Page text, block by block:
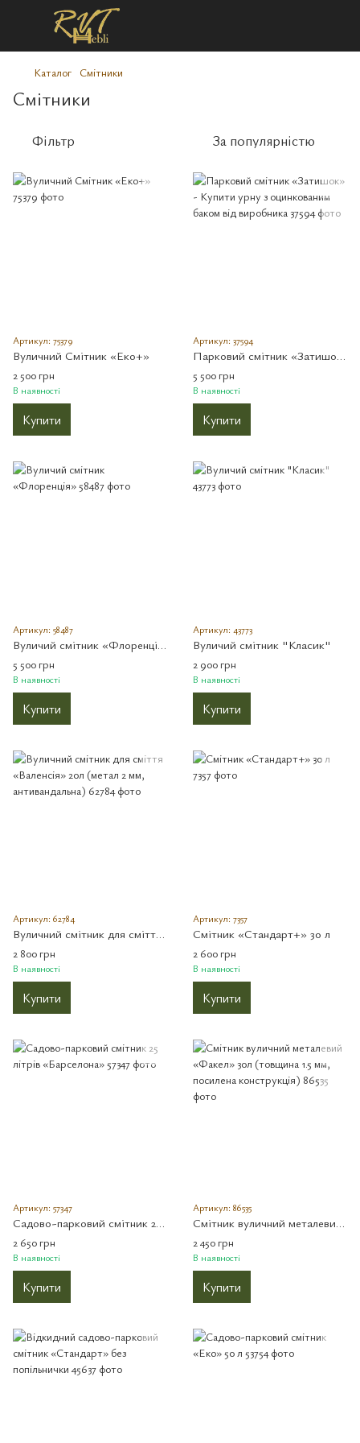
Каталог Смітники
Смітники
Фільтр За популярністю
Артикул: 75379
Вуличний Смітник «Еко+»
2 500 грн
В наявності
Купити
Артикул: 37594
Парковий смітник «Затишок» - Купити урну з оцинкованим баком від виробника
5 500 грн
В наявності
Купити
Артикул: 58487
Вуличий смітник «Флоренція»
5 500 грн
В наявності
Купити
Артикул: 43773
Вуличий смітник "Класик"
2 900 грн
В наявності
Купити
Артикул: 62784
Вуличний смітник для сміття «Валенсія» 20л (метал 2 мм, антивандальна)
2 800 грн
В наявності
Купити
Артикул: 7357
Смітник «Cтандарт+» 30 л
2 600 грн
В наявності
Купити
Артикул: 57347
Садово-парковий смітник 25 літрів «Барселона»
2 650 грн
В наявності
Купити
Артикул: 86535
Смітник вуличний металевий «Факел» 30л (товщина 1.5 мм, посилена конструкція)
2 450 грн
В наявності
Купити